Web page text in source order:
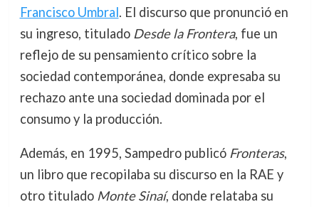
Francisco Umbral. El discurso que pronunció en
su ingreso, titulado Desde la Frontera, fue un
reflejo de su pensamiento crítico sobre la
sociedad contemporánea, donde expresaba su
rechazo ante una sociedad dominada por el
consumo y la producción.
Además, en 1995, Sampedro publicó Fronteras,
un libro que recopilaba su discurso en la RAE y
otro titulado Monte Sinaí, donde relataba su